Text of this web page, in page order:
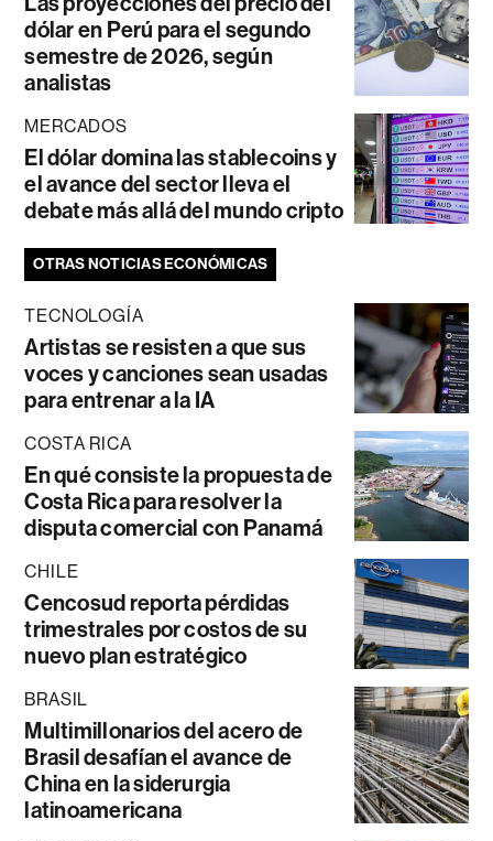
dólar en Perú para el segundo
semestre de 2026, según
analistas
MERCADOS
El dólar domina las stablecoins y
el avance del sector lleva el
debate más allá del mundo cripto
OTRAS NOTICIAS ECONÓMICAS
TECNOLOGÍA
Artistas se resisten a que sus
voces y canciones sean usadas
para entrenar a la IA
COSTA RICA
En qué consiste la propuesta de
Costa Rica para resolver la
disputa comercial con Panamá
CHILE
Cencosud reporta pérdidas
trimestrales por costos de su
nuevo plan estratégico
BRASIL
Multimillonarios del acero de
Brasil desafían el avance de
China en la siderurgia
latinoamericana